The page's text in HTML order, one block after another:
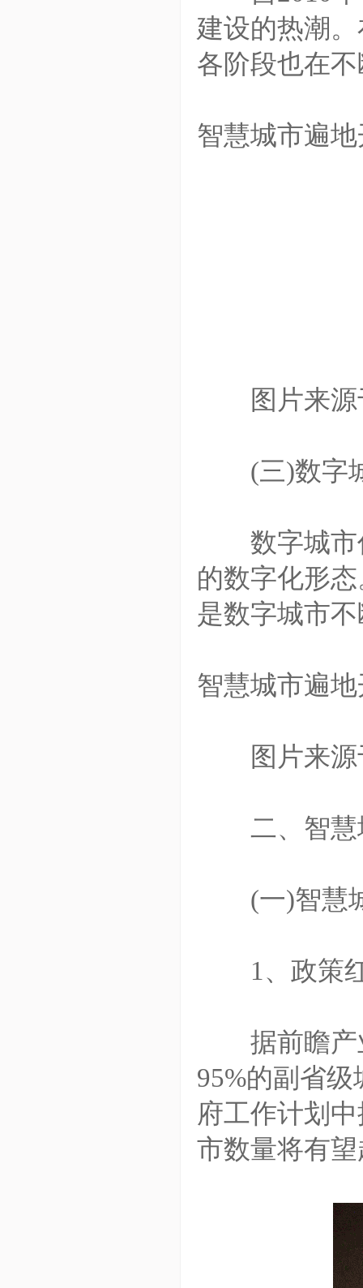
建设的热潮
各阶段也在
智慧城市遍
图片来源
(三)数字城
数字城市作
的数字化形
是数字城市
智慧城市遍
图片来源
二、智慧
(一)智慧
1、政策红
据前瞻产业
95%的副省
府工作计划
市数量将有